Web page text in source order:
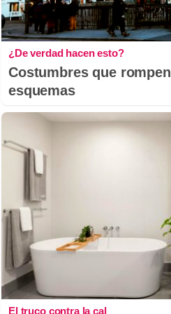
¿De verdad hacen esto?
Costumbres que
esquemas
El truco contra la cal